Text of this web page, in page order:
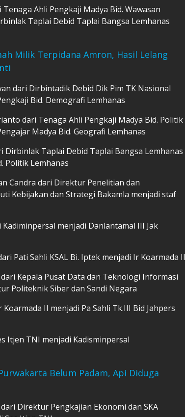
Ahli Pengkaji Madya Bid. Wawasan
Taplai Debid Taplai Bangsa Lemhanas
Milik Terpidana Amron, Hasil Lelang
dari Dirbintadik Debid Dik Pim TK Nasional
Bid. Demografi Lemhanas
dari Tenaga Ahli Pengkaji Madya Bid. Politik
Madya Bid. Geografi Lemhanas
Dirbinlak Taplai Debid Taplai Bangsa Lemhanas
Politik Lemhanas
Candra dari Direktur Penelitian dan
Kebijakan dan Strategi Bakamla menjadi staf
menjadi Danlantamal III Jak
Pati Sahli KSAL Bi. Iptek menjadi Ir Koarmada II
Kepala Pusat Data dan Teknologi Informasi
Politeknik Siber dan Sandi Negara
II menjadi Pa Sahli Tk.III Bid Jahpers
Itjen TNI menjadi Kadisminpersal
Belum Padam, Api Diduga
Direktur Pengkajian Ekonomi dan SKA